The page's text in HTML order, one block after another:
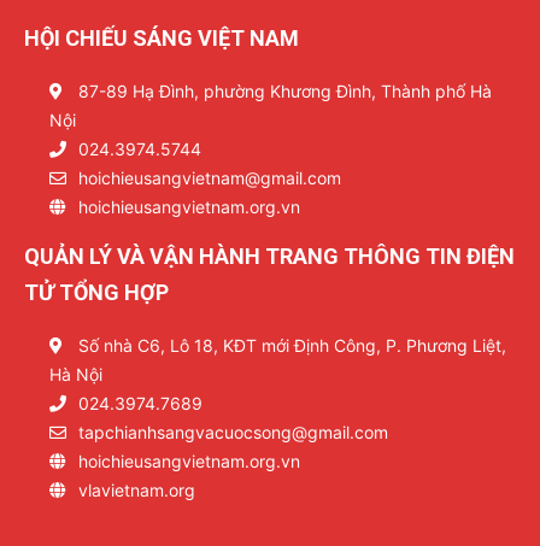
HỘI CHIẾU SÁNG VIỆT NAM
87-89 Hạ Đình, phường Khương Đình, Thành phố Hà
Nội
024.3974.5744
hoichieusangvietnam@gmail.com
hoichieusangvietnam.org.vn
QUẢN LÝ VÀ VẬN HÀNH TRANG THÔNG TIN ĐIỆN
TỬ TỔNG HỢP
Số nhà C6, Lô 18, KĐT mới Định Công, P. Phương Liệt,
Hà Nội
024.3974.7689
tapchianhsangvacuocsong@gmail.com
hoichieusangvietnam.org.vn
vlavietnam.org